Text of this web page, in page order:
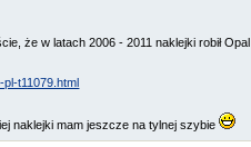
że w latach 2006 - 2011 naklejki robił Opal
t11079.html
naklejki mam jeszcze na tylnej szybie